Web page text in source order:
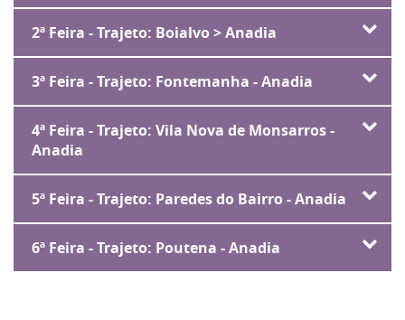
2ª Feira - Trajeto: Boialvo > Anadia
3ª Feira - Trajeto: Fontemanha - Anadia
4ª Feira - Trajeto: Vila Nova de Monsarros -
Anadia
5ª Feira - Trajeto: Paredes do Bairro - Anadia
6ª Feira - Trajeto: Poutena - Anadia